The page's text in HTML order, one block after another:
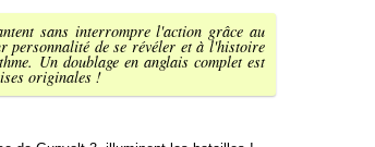
sans interrompre l'action grâce au
personnalité de se révéler et à l'histoire
Un doublage en anglais complet est
originales !